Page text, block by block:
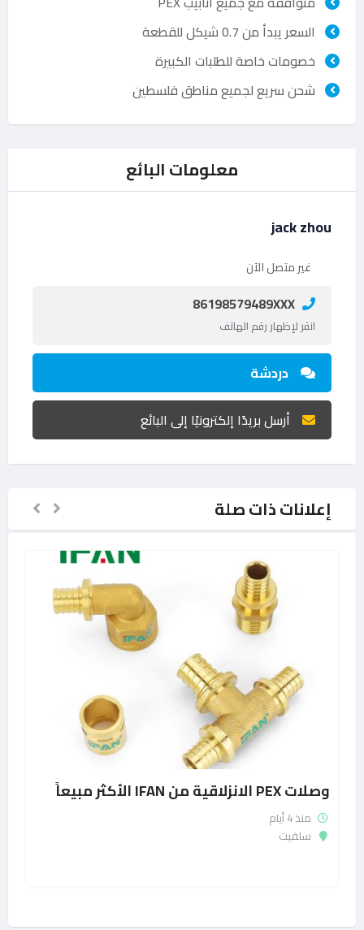
السعر يبدأ من 0.7 شيكل للقطعة
خصومات خاصة للطلبات الكبيرة
شحن سريع لجميع مناطق فلسطين
معلومات البائع
jack zhou
غير متصل الآن
86198579489XXX
انقر لإظهار رقم الهاتف
دردشة
أرسل بريدًا إلكترونيًا إلى البائع
إعلانات ذات صلة
وصلات PEX الانزلاقية من IFAN الأكثر مبيعاً
منذ 4 أيام
سلفيت